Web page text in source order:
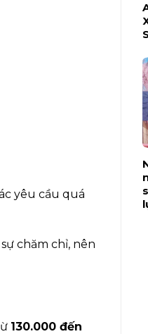
yêu cầu quá
chăm chỉ, nên
130.000 đến